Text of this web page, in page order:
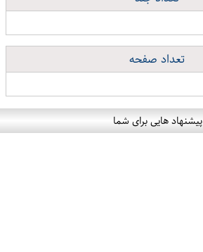
تعداد صفحه
پیشنهاد هایی برای شما